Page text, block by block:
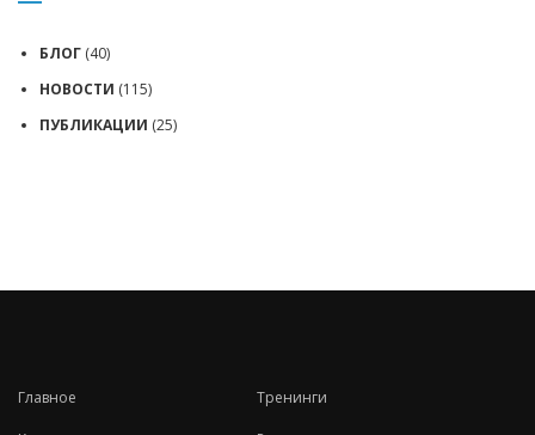
БЛОГ (40)
НОВОСТИ (115)
ПУБЛИКАЦИИ (25)
Главное Тренинги